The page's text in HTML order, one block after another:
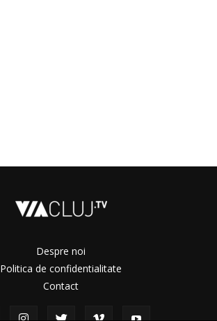
Despre noi
Politica de confidentialitate
Contact